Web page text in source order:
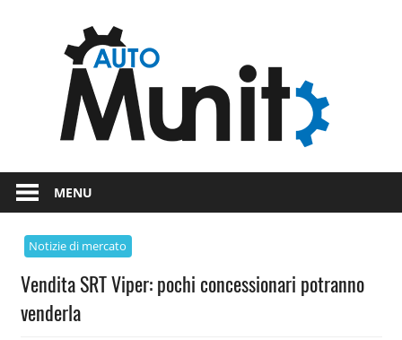
e
dal
mondo
dei
motori
MENU
Notizie di mercato
Vendita SRT Viper: pochi concessionari potranno
venderla